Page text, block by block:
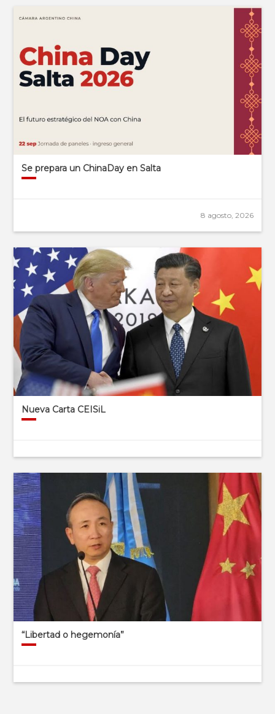
Se prepara un ChinaDay en Salta
8 agosto, 2026
Nueva Carta CEISiL
“Libertad o hegemonía”